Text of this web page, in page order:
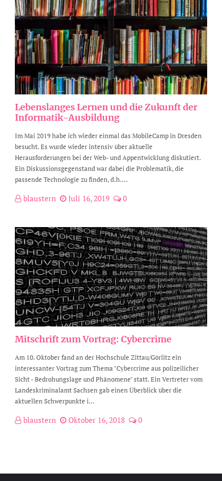
Lebenslanges Lernen und die Zukunft der
Informatik-Ausbildung
Im Mai 2019 habe ich wieder einmal das MobileCamp in Dresden
besucht. Es wurde wieder intensiv über aktuelle
Herausforderungen bei der Web- und Appentwicklung diskutiert.
Ein Diskussionsgegenstand war dabei die Problematik, die
passende Technologie zu finden, d.h....
blaustern Juli 16, 2019 0
Mitschrift zum Vortrag: Cybercrime
Am 10. Oktober fand an der Hochschule Zittau/Görlitz ein
interessanter Vortrag zum Thema "Cybercrime aus polizeilicher
Sicht - Bedrohungslage und Phänomene" statt. Ein Vertreter vom
Landeskriminalamt Sachsen gab einen Überblick über die
aktuellen Schwerpunkte i...
blaustern Oktober 16, 2018 0